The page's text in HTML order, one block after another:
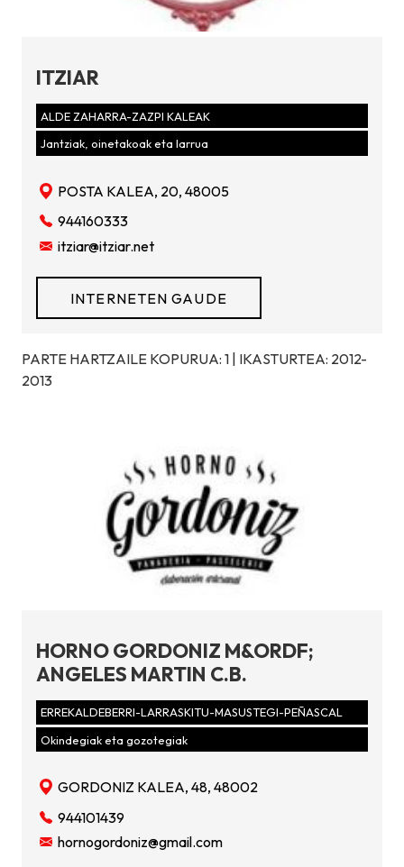
ITZIAR
ALDE ZAHARRA-ZAZPI KALEAK
Jantziak, oinetakoak eta larrua
POSTA KALEA, 20, 48005
944160333
itziar@itziar.net
INTERNETEN GAUDE
PARTE HARTZAILE KOPURUA: 1 | IKASTURTEA: 2012-
2013
HORNO GORDONIZ M&ORDF;
ANGELES MARTIN C.B.
ERREKALDEBERRI-LARRASKITU-MASUSTEGI-PEÑASCAL
Okindegiak eta gozotegiak
GORDONIZ KALEA, 48, 48002
944101439
hornogordoniz@gmail.com